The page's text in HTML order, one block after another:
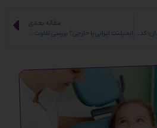
خوراکی‌های مفید و مضر برای دندان؛ کدام غذاها لبخند شما را تهدید می‌کنند؟
مقاله بعدی
ایمپلنت ایرانی یا خارجی؟ بررسی تفاوت‌ها و بهترین انتخاب